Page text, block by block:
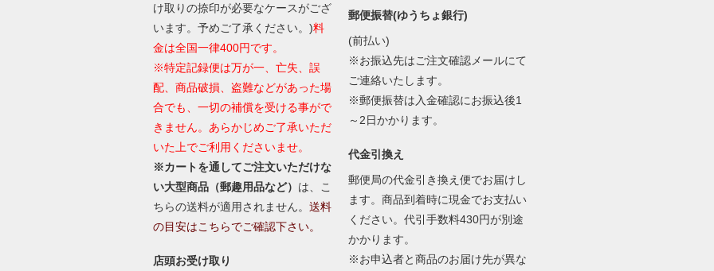
け取りの捺印が必要なケースがござ
います。予めご了承ください。)料
金は全国一律400円です。
※特定記録便は万が一、亡失、誤
配、商品破損、盗難などがあった場
合でも、一切の補償を受ける事がで
きません。あらかじめご了承いただ
いた上でご利用くださいませ。
※カートを通してご注文いただけな
い大型商品（郵趣用品など） は、こ
ちらの送料が適用されません。 送料
の目安はこちらでご確認下さい。
店頭お受け取り
郵便振替(ゆうちょ銀行)
(前払い)
※お振込先はご注文確認メールにて
ご連絡いたします。
※郵便振替は入金確認にお振込後1
～2日かかります。
代金引換え
郵便局の代金引き換え便でお届けし
ます。商品到着時に現金でお支払い
ください。代引手数料430円が別途
かかります。
※お申込者と商品のお届け先が異な